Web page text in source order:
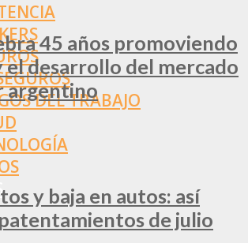
DEL TRABAJO
45 años promoviendo
el desarrollo del mercado
argentino
y baja en autos: así
de julio